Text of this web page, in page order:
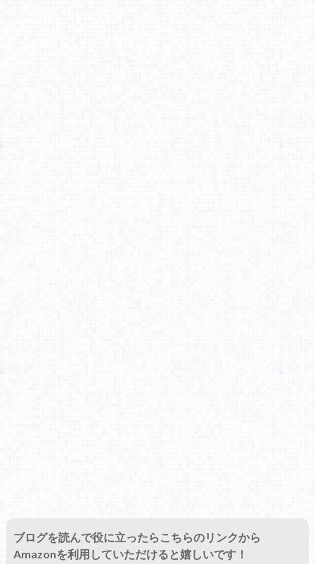
ブログを読んで役に立ったらこちらのリンクから
Amazonを利用していただけると嬉しいです！